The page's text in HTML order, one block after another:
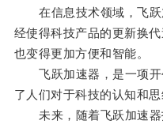
在信息技术领域，飞跃
经使得科技产品的更新换
也变得更加方便和智能。
飞跃加速器，是一项开
了人们对于科技的认知和思
未来，随着飞跃加速器